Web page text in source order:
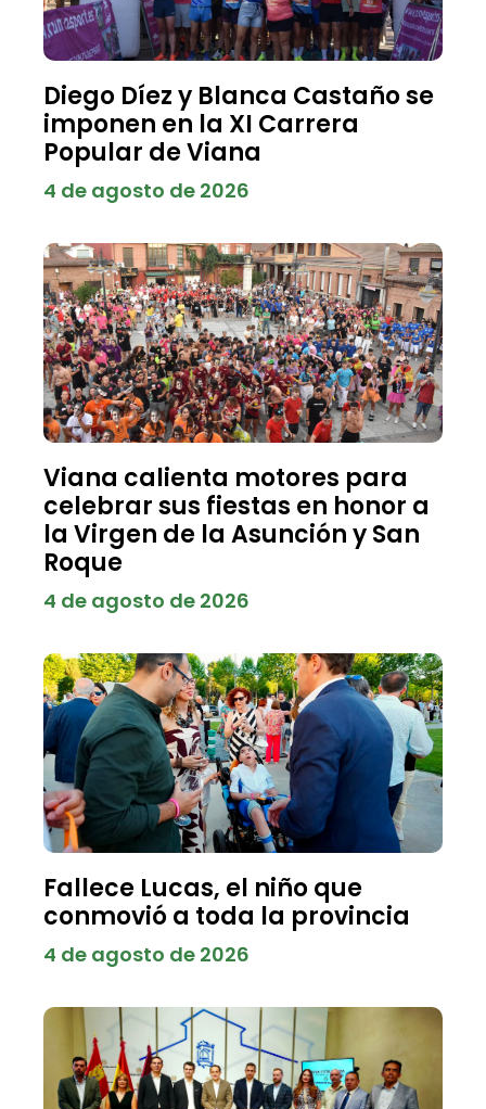
Diego Díez y Blanca Castaño se
imponen en la XI Carrera
Popular de Viana
4 de agosto de 2026
Viana calienta motores para
celebrar sus fiestas en honor a
la Virgen de la Asunción y San
Roque
4 de agosto de 2026
Fallece Lucas, el niño que
conmovió a toda la provincia
4 de agosto de 2026